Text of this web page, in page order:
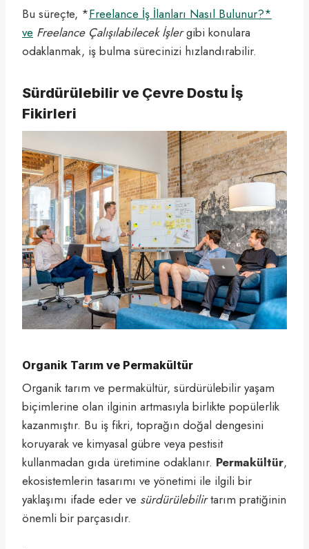
Bu süreçte, *Freelance İş İlanları Nasıl Bulunur?*
ve Freelance Çalışılabilecek İşlergibi konulara
odaklanmak, iş bulma sürecinizi hızlandırabilir.
Sürdürülebilir ve Çevre Dostu İş
Fikirleri
Organik Tarım ve Permakültür
Organik tarım ve permakültür, sürdürülebilir yaşam
biçimlerine olan ilginin artmasıyla birlikte popülerlik
kazanmıştır. Bu iş fikri, toprağın doğal dengesini
koruyarak ve kimyasal gübre veya pestisit
kullanmadan gıda üretimine odaklanır. Permakültür,
ekosistemlerin tasarımı ve yönetimi ile ilgili bir
yaklaşımı ifade eder ve sürdürülebilirtarım pratiğinin
önemli bir parçasıdır.